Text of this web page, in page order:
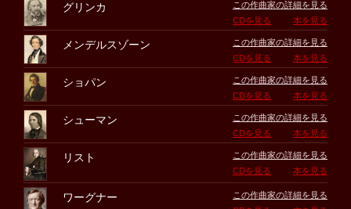
グリンカ
この作曲家の詳細を見る
CDを見る
本を見る
メンデルスゾーン
この作曲家の詳細を見る
CDを見る
本を見る
ショパン
この作曲家の詳細を見る
CDを見る
本を見る
シューマン
この作曲家の詳細を見る
CDを見る
本を見る
リスト
この作曲家の詳細を見る
CDを見る
本を見る
ワーグナー
この作曲家の詳細を見る